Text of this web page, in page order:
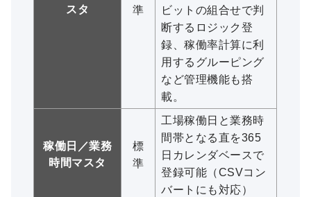
スタ
準
ビットの組合せで判
断するロジック登
録、稼働率計算に利
用するグルーピング
など管理機能も搭
載。
稼働日／業務
時間マスタ
標
準
工場稼働日と業務時
間帯となる直を365
日カレンダベースで
登録可能（CSVコン
バートにも対応）